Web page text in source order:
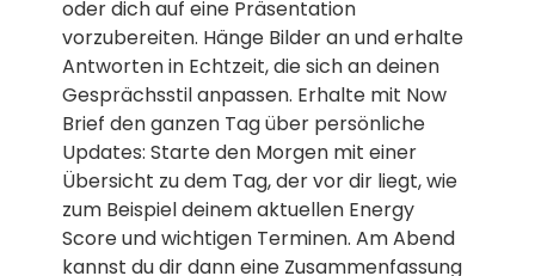
oder dich auf eine Präsentation
vorzubereiten. Hänge Bilder an und erhalte
Antworten in Echtzeit, die sich an deinen
Gesprächsstil anpassen. Erhalte mit Now
Brief den ganzen Tag über persönliche
Updates: Starte den Morgen mit einer
Übersicht zu dem Tag, der vor dir liegt, wie
zum Beispiel deinem aktuellen Energy
Score und wichtigen Terminen. Am Abend
kannst du dir dann eine Zusammenfassung